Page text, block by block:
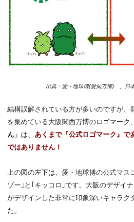
出典：愛・地球博(愛知万博) 、日本
結構誤解されている方が多いのですが、
を集めている大阪関西万博のロゴマーク、
ん」 は、 あくまで『公式ロゴマーク』で
ではありません！
上の図の左下は、 愛・地球博の公式マス
ゾー｣と｢キッコロ｣です。大阪のデザイ
がデザインした非常に印象深いキャラク
た。